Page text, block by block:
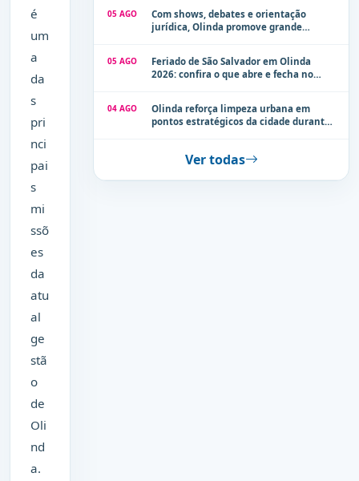
é
um
a
da
s
pri
nci
pai
s
mi
ssõ
es
da
atu
al
ge
stã
o
de
Oli
nd
a.
05 AGO
Com shows, debates e orientação
jurídica, Olinda promove grande
05 AGO
Feriado de São Salvador em Olinda
2026: confira o que abre e fecha no
04 AGO
Olinda reforça limpeza urbana em
pontos estratégicos da cidade durante
Ver todas